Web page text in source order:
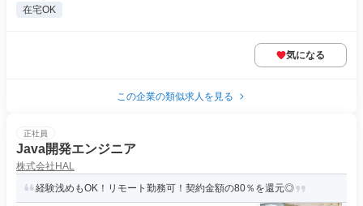
在宅OK
気になる
この企業の類似求人を見る
正社員
Java開発エンジニア
株式会社HAL
経験浅めもOK！リモート勤務可！契約金額の80％を還元◎